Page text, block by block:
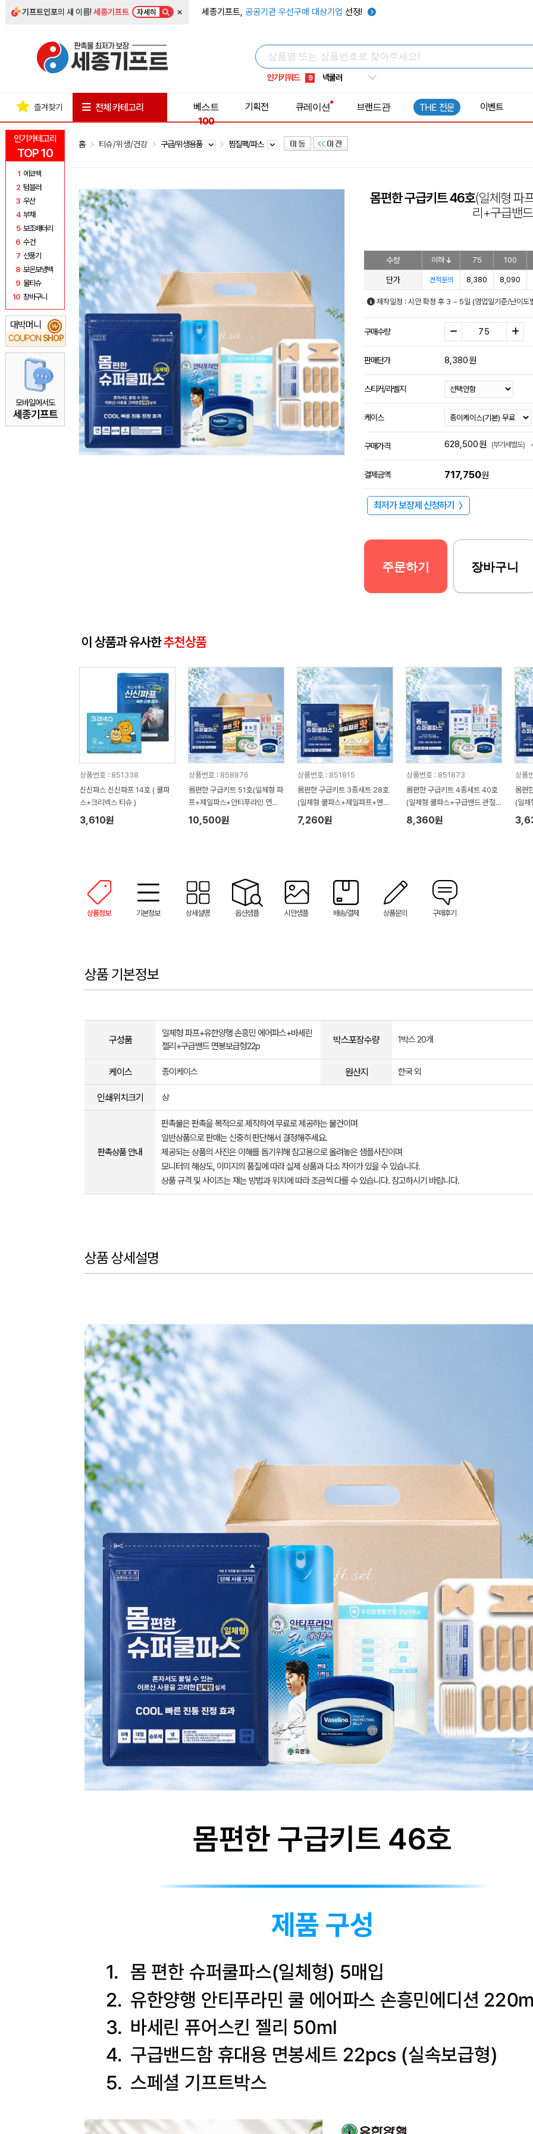
기프트인포의 새 이름!세종기프트 자세히 × 세종기프트, 공공기관 우선구매 대상기업 선정!
인기키워드
5 키캡
8 쿨토시
9 넥쿨러
1 선풍기
인기카테고리
TOP 10
1 에코백
2 텀블러
3 우산
4 부채
5 보조배터리
6 수건
7 선풍기
8 보온보냉백
9 물티슈
10 장바구니
대박머니
COUPON SHOP
₩
모바일에서도
세종기프트
즐겨찾기 전체 카테고리
베스트
100
기획전 큐레이션 브랜드관 THE 전문 이벤트
홈 티슈/위생/건강 구급/위생용품 찜질팩/파스
몸편한 구급키트 46호(일체형 파
리+구급밴
수량 이하 75 100
단가 견적문의 8,380 8,090
제작일정 : 시안 확정 후 3 ~ 5일 (영업일기준/난이도
구매수량
판매단가 8,380원
스티커/라벨지
케이스
구매가격 628,500원 (부가세별도)
결제금액 717,750원
최저가 보장제 신청하기 〉
주문하기 장바구니
이 상품과 유사한추천상품
상품번호 : 851338
신신파스 신신파프 14호 ( 쿨파
스+크리넥스 티슈 )
3,610원
상품번호 : 858876
몸편한 구급키트 51호(일체형 파
프+제일파스+안티푸라민 연고
+바세린 젤리+구급밴드 관절고
급형14p)
10,500원
상품번호 : 851815
몸편한 구급키트 3종세트 28호
(일체형 쿨파스+제일파프+멘소
래담 쿨 에어파스)
7,260원
상품번호 : 851873
몸편한 구급키트 4종세트 40호
(일체형 쿨파스+구급밴드 관절
고급형14p+안티푸라민연고+바
세린젤리)
8,360원
상품
몸편
(일체
포함
상품정보 기본정보 상세설명 옵션샘플 시안샘플 배송/결제 상품문의 구매후기
상품 기본정보
구성품
일체형 파프+유한양행 손흥민 에어파스+바세린
젤리+구급밴드 면봉보급형22p
박스포장수량 1박스 20개
케이스 종이케이스 원산지 한국 외
인쇄위치크기 상
판촉상품 안내
판촉물은 판촉을 목적으로 제작하여 무료로 제공하는 물건이며
일반상품으로 판매는 신중히 판단해서 결정해주세요.
제공되는 상품의 사진은 이해를 돕기위해 참고용으로 올려놓은 샘플사진이며
모니터의 해상도, 이미지의 품질에 따라 실제 상품과 다소 차이가 있을 수 있습니다.
상품 규격 및 사이즈는 재는 방법과 위치에 따라 조금씩 다를 수 있습니다. 참고하시기 바랍니다.
상품 상세설명